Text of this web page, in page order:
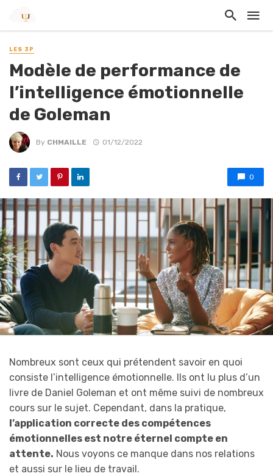
LES 3P
Modèle de performance de
l’intelligence émotionnelle
de Goleman
By CHMAILLE 01/12/2022
0
Nombreux sont ceux qui prétendent savoir en quoi
consiste l’intelligence émotionnelle. Ils ont lu plus d’un
livre de Daniel Goleman et ont même suivi de nombreux
cours sur le sujet. Cependant, dans la pratique,
l’application correcte des compétences
émotionnelles est notre éternel compte en
attente. Nous voyons ce manque dans nos relations
et aussi sur le lieu de travail.